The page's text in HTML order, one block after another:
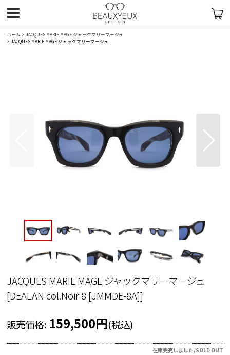
ホーム > JACQUES MARIE MAGE ジャックマリーマージュ
> JACQUES MARIE MAGE ジャックマリーマージュ
JACQUES MARIE MAGE ジャックマリーマージュ
[DEALAN col.Noir 8 [JMMDE-8A]]
販売価格: 159,500円(税込)
在庫完売しました/SOLD OUT